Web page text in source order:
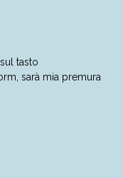
tasto
sarà mia premura